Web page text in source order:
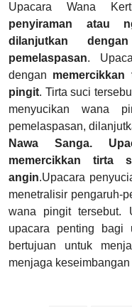
Upacara Wana
penyiraman atau
dilanjutkan
pemelaspasan.
dengan
pingit. Tirta suci
menyucikan wana
pemelaspasan,
Nawa Sanga.
memercikkan tirta
angin.Upacara
menetralisir pengaruh-
wana pingit tersebut.
upacara penting
bertujuan untuk
menjaga keseimbangan